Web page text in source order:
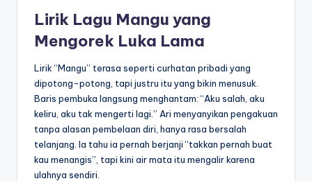
Lirik Lagu Mangu yang
Mengorek Luka Lama
Lirik “Mangu” terasa seperti curhatan pribadi yang
dipotong-potong, tapi justru itu yang bikin menusuk.
Baris pembuka langsung menghantam: “Aku salah, aku
keliru, aku tak mengerti lagi.” Ari menyanyikan pengakuan
tanpa alasan pembelaan diri, hanya rasa bersalah
telanjang. Ia tahu ia pernah berjanji “takkan pernah buat
kau menangis”, tapi kini air mata itu mengalir karena
ulahnya sendiri.